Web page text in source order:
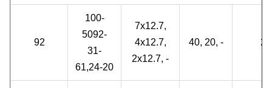
92
100-
5092-
31-
61,24-20
7x12.7,
4x12.7,
2x12.7, -
40, 20, - 2